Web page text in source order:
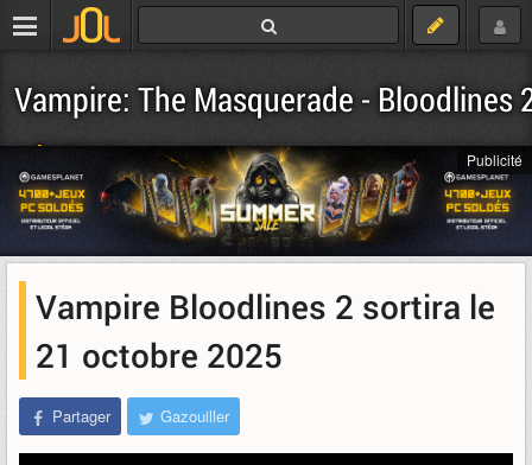
Vampire: The Masquerade - Bloodlines
Télécharger Publicité
Vampire Bloodlines 2 sortira le
21 octobre 2025
Partager Gazouiller